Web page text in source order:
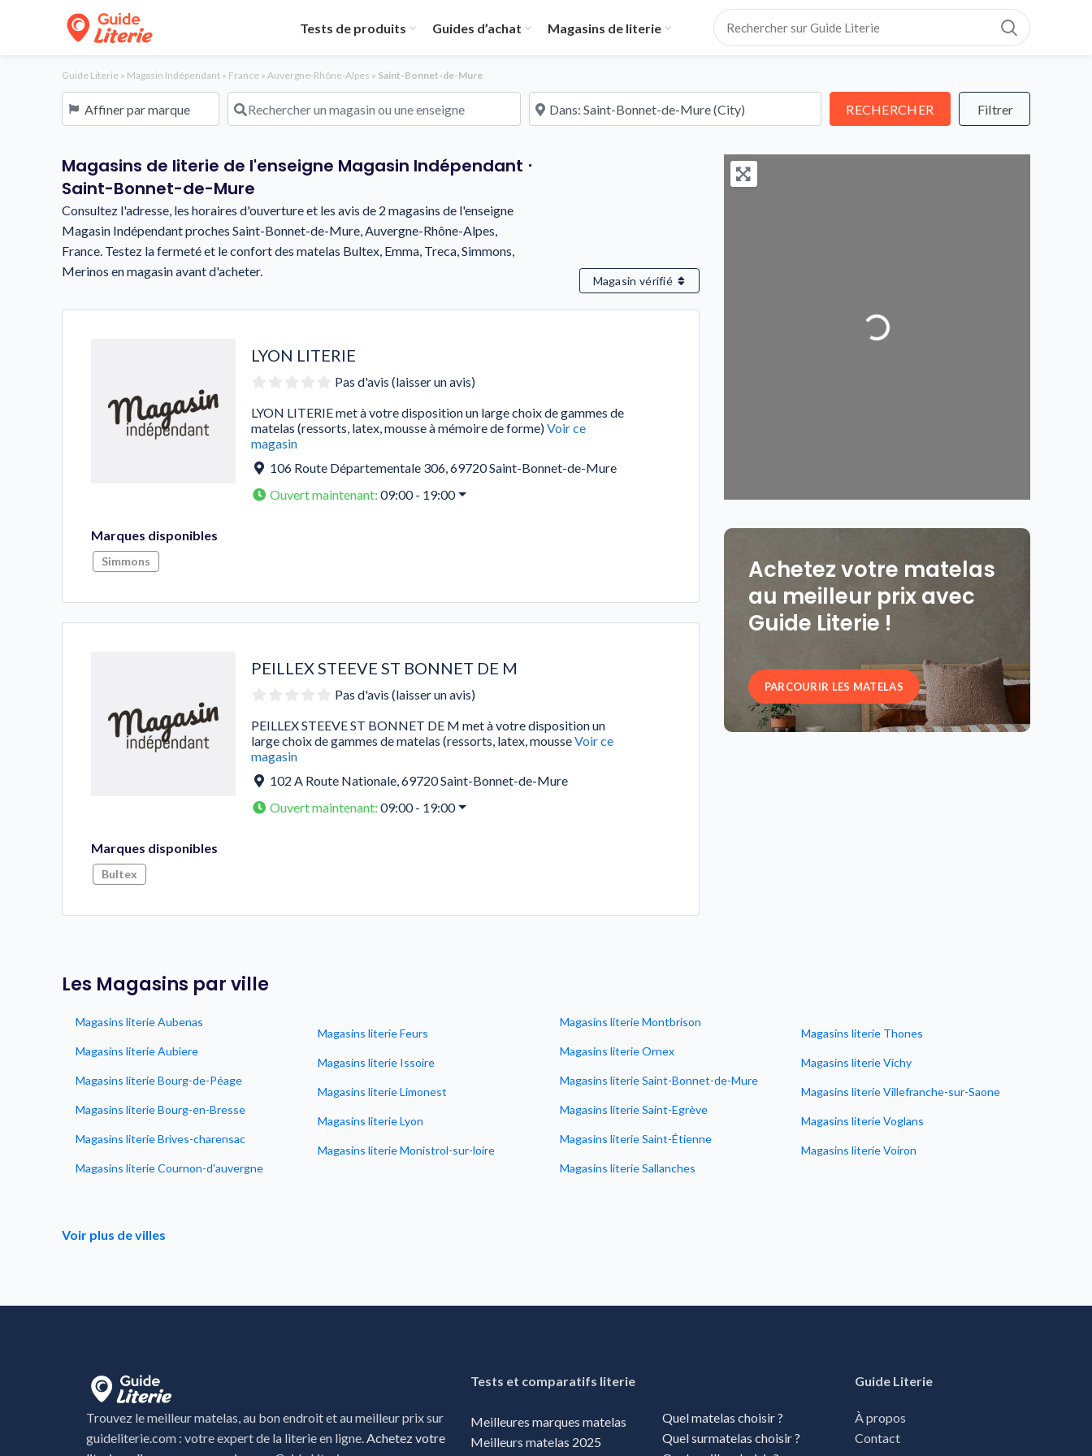
Tests de produits Guides d’achat Magasins de literie
Guide Literie » Magasin Indépendant » France » Auvergne-Rhône-Alpes » Saint-Bonnet-de-Mure
Affiner par marque Rechercher un magasin ou une enseigne À proximité de RECHERCHER RECHERCHER
Magasins de literie de l'enseigne Magasin Indépendant ⋅
Saint-Bonnet-de-Mure
Consultez l'adresse, les horaires d'ouverture et les avis de 2 magasins de l'enseigne
Magasin Indépendant proches Saint-Bonnet-de-Mure, Auvergne-Rhône-Alpes,
France. Testez la fermeté et le confort des matelas Bultex, Emma, Treca, Simmons,
Merinos en magasin avant d'acheter.
Magasin vérifié
LYON LITERIE
Pas d'avis (laisser un avis)
LYON LITERIE met à votre disposition un large choix de gammes de
matelas (ressorts, latex, mousse à mémoire de forme)Voir ce
magasin
106 Route Départementale 306,69720Saint-Bonnet-de-Mure
Ouvert maintenant:09:00 - 19:00
Marques disponibles
Simmons
PEILLEX STEEVE ST BONNET DE M
Pas d'avis (laisser un avis)
PEILLEX STEEVE ST BONNET DE M met à votre disposition un
large choix de gammes de matelas (ressorts, latex, mousseVoir ce
magasin
102 A Route Nationale,69720Saint-Bonnet-de-Mure
Ouvert maintenant:09:00 - 19:00
Marques disponibles
Bultex
Loading...
Achetez votre matelas
au meilleur prix avec
Guide Literie !
PARCOURIR LES MATELAS
Les Magasins par ville
Magasins literie Aubenas
Magasins literie Aubiere
Magasins literie Bourg-de-Péage
Magasins literie Bourg-en-Bresse
Magasins literie Brives-charensac
Magasins literie Cournon-d'auvergne
Magasins literie Feurs
Magasins literie Issoire
Magasins literie Limonest
Magasins literie Lyon
Magasins literie Monistrol-sur-loire
Magasins literie Montbrison
Magasins literie Ornex
Magasins literie Saint-Bonnet-de-Mure
Magasins literie Saint-Egrève
Magasins literie Saint-Étienne
Magasins literie Sallanches
Magasins literie Thones
Magasins literie Vichy
Magasins literie Villefranche-sur-Saone
Magasins literie Voglans
Magasins literie Voiron
Voir plus de villes
Trouvez le meilleur matelas, au bon endroit et au meilleur prix sur
guideliterie.com : votre expert de la literie en ligne.Achetez votre
Tests et comparatifs literie
Meilleures marques matelas
Meilleurs matelas 2025
Quel matelas choisir ?
Quel surmatelas choisir ?
Guide Literie
À propos
Contact